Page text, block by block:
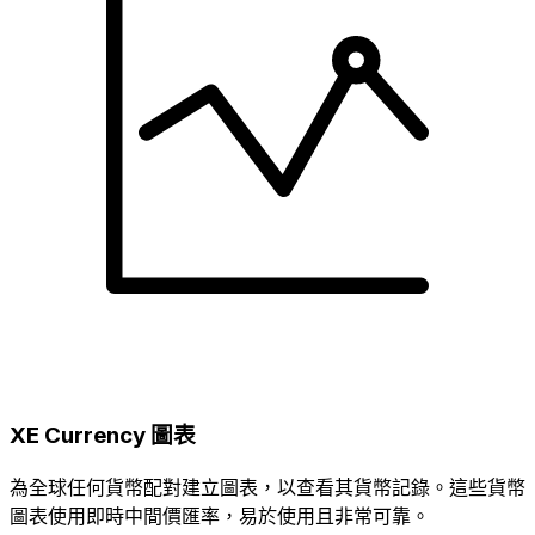
XE Currency 圖表
為全球任何貨幣配對建立圖表，以查看其貨幣記錄。這些貨幣
圖表使用即時中間價匯率，易於使用且非常可靠。